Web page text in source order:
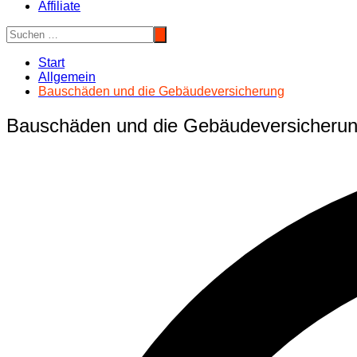
Affiliate
Start
Allgemein
Bauschäden und die Gebäudeversicherung
Bauschäden und die